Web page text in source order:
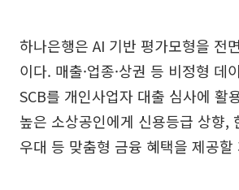
하나은행은 AI 기반 평가모형을 전
이다. 매출·업종·상권 등 비정형 데
SCB를 개인사업자 대출 심사에 활
높은 소상공인에게 신용등급 상향,
우대 등 맞춤형 금융 혜택을 제공할